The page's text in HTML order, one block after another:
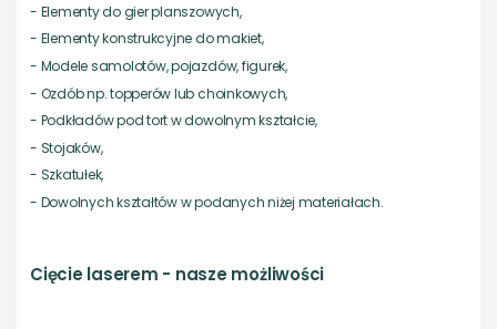
- Elementy do gier planszowych,
- Elementy konstrukcyjne do makiet,
- Modele samolotów, pojazdów, figurek,
- Ozdób np. topperów lub choinkowych,
- Podkładów pod tort w dowolnym kształcie,
- Stojaków,
- Szkatułek,
- Dowolnych kształtów w podanych niżej materiałach.
Cięcie laserem - nasze możliwości